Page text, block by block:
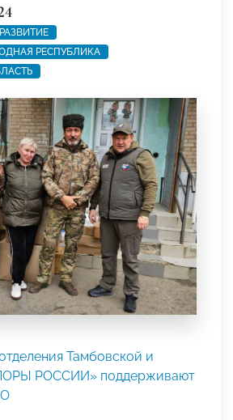
РЕСПУБЛИКА
Тамбовской и
РОССИИ» поддерживают